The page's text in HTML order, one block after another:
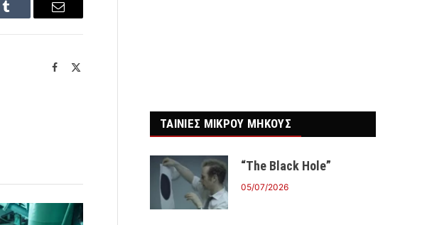
Tumblr Email
Facebook
ΤΑΙΝΙΕΣ ΜΙΚΡΟΥ ΜΗΚΟΥΣ
“The Black Hole”
05/07/2026